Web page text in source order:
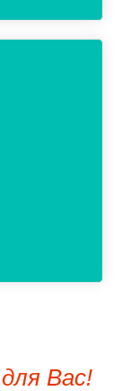
Вас!